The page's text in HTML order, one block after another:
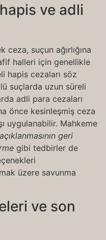
ve adli
ceza, suçun ağırlığına
halleri için genellikle
hapis cezaları söz
suçlarda uzun süreli
adli para cezaları
önce kesinleşmiş ceza
uygulanabilir. Mahkeme
geri
gibi tedbirler de
üzere savunma
ve son